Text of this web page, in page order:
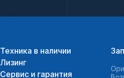
Техника в наличии
Лизинг
Сервис и гарантия